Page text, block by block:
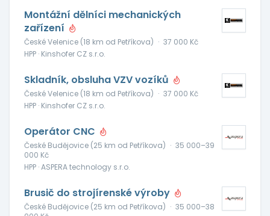
Montážní dělníci mechanických
zařízení
České Velenice (18 km od Petříkova) · 37 000 Kč
HPP · Kinshofer CZ s.r.o.
Skladník, obsluha VZV vozíků
České Velenice (18 km od Petříkova) · 37 000 Kč
HPP · Kinshofer CZ s.r.o.
Operátor CNC
České Budějovice (25 km od Petříkova) · 35 000–39
000 Kč
HPP · ASPERA technology s.r.o.
Brusič do strojírenské výroby
České Budějovice (25 km od Petříkova) · 35 000–38